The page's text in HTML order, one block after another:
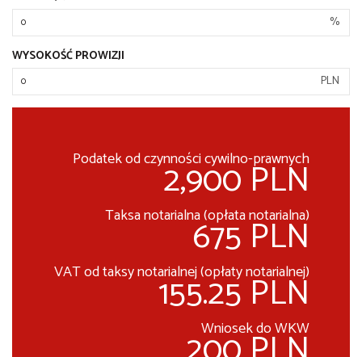
%
WYSOKOŚĆ PROWIZJI
PLN
Podatek od czynności cywilno-prawnych
2,900 PLN
Taksa notarialna (opłata notarialna)
675 PLN
VAT od taksy notarialnej (opłaty notarialnej)
155.25 PLN
Wniosek do WKW